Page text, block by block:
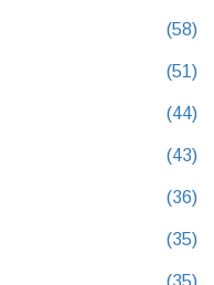
(58)
(51)
(44)
(43)
(36)
(35)